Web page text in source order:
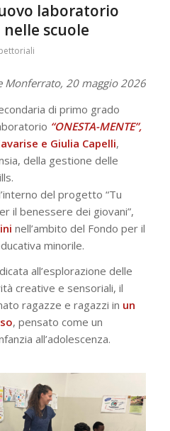
laboratorio
nelle scuole
Monferrato, 20 maggio 2026
di primo grado
“ONESTA-MENTE”,
e Giulia Capelli,
della gestione delle
del progetto “Tu
il benessere dei giovani”,
nell’ambito del Fondo per il
minorile.
all’esplorazione delle
creative e sensoriali, il
ragazze e ragazzi in un
, pensato come un
all’adolescenza.